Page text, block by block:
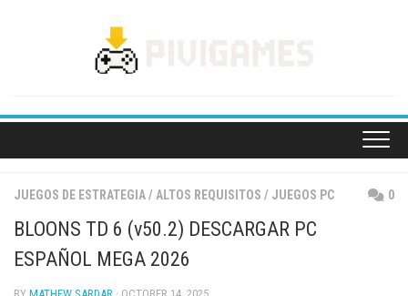
JUEGOS DE ESTRATEGIA/ ALTOS REQUISITOS / JUEGOS PC 0
BLOONS TD 6 (v50.2) DESCARGAR PC
ESPAÑOL MEGA 2026